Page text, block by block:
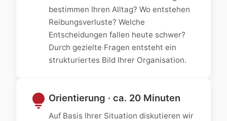
bestimmen Ihren Alltag? Wo entstehen
Reibungsverluste? Welche
Entscheidungen fallen heute schwer?
Durch gezielte Fragen entsteht ein
strukturiertes Bild Ihrer Organisation.
lightbulb Orientierung · ca. 20 Minuten
Auf Basis Ihrer Situation diskutieren wir